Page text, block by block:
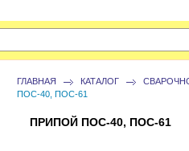
ГЛАВНАЯ КАТАЛОГ
ПОС-40, ПОС-61
ПРИПОЙ ПОС-40, ПОС-61